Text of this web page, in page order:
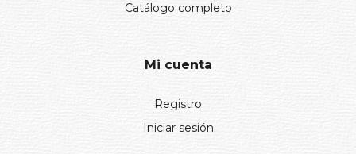
Catálogo completo
Mi cuenta
Registro
Iniciar sesión